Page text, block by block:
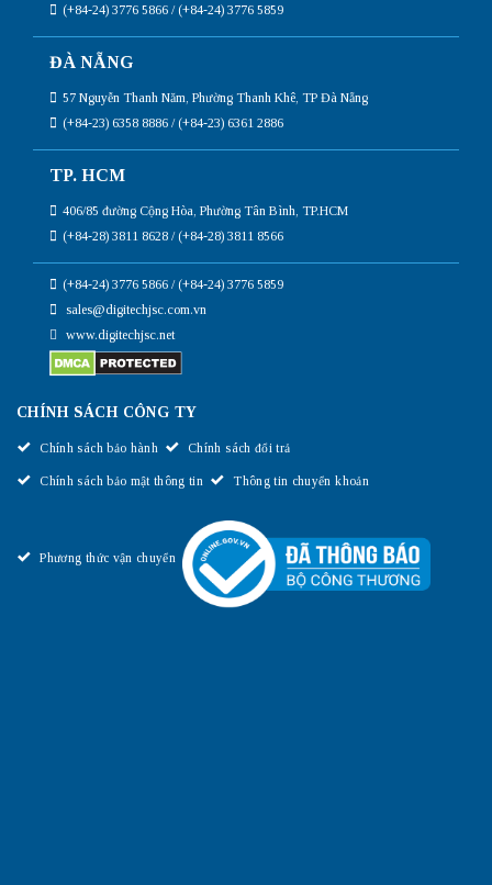
(+84-24) 3776 5866 / (+84-24) 3776 5859
ĐÀ NẴNG
57 Nguyễn Thanh Năm, Phường Thanh Khê, TP Đà Nẵng
(+84-23) 6358 8886 / (+84-23) 6361 2886
TP. HCM
406/85 đường Cộng Hòa, Phường Tân Bình, TP.HCM
(+84-28) 3811 8628 / (+84-28) 3811 8566
(+84-24) 3776 5866 / (+84-24) 3776 5859
sales@digitechjsc.com.vn
www.digitechjsc.net
CHÍNH SÁCH CÔNG TY
Chính sách bảo hành Chính sách đổi trả
Chính sách bảo mật thông tin Thông tin chuyển khoản
Phương thức vận chuyển